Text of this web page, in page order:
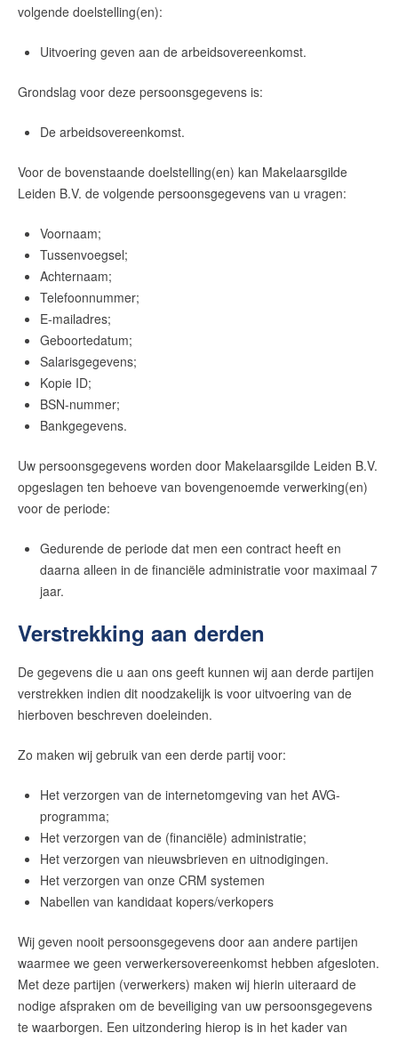
volgende doelstelling(en):
Uitvoering geven aan de arbeidsovereenkomst.
Grondslag voor deze persoonsgegevens is:
De arbeidsovereenkomst.
Voor de bovenstaande doelstelling(en) kan Makelaarsgilde
Leiden B.V. de volgende persoonsgegevens van u vragen:
Voornaam;
Tussenvoegsel;
Achternaam;
Telefoonnummer;
E-mailadres;
Geboortedatum;
Salarisgegevens;
Kopie ID;
BSN-nummer;
Bankgegevens.
Uw persoonsgegevens worden door Makelaarsgilde Leiden B.V.
opgeslagen ten behoeve van bovengenoemde verwerking(en)
voor de periode:
Gedurende de periode dat men een contract heeft en
daarna alleen in de financiële administratie voor maximaal 7
jaar.
Verstrekking aan derden
De gegevens die u aan ons geeft kunnen wij aan derde partijen
verstrekken indien dit noodzakelijk is voor uitvoering van de
hierboven beschreven doeleinden.
Zo maken wij gebruik van een derde partij voor:
Het verzorgen van de internetomgeving van het AVG-
programma;
Het verzorgen van de (financiële) administratie;
Het verzorgen van nieuwsbrieven en uitnodigingen.
Het verzorgen van onze CRM systemen
Nabellen van kandidaat kopers/verkopers
Wij geven nooit persoonsgegevens door aan andere partijen
waarmee we geen verwerkersovereenkomst hebben afgesloten.
Met deze partijen (verwerkers) maken wij hierin uiteraard de
nodige afspraken om de beveiliging van uw persoonsgegevens
te waarborgen. Een uitzondering hierop is in het kader van